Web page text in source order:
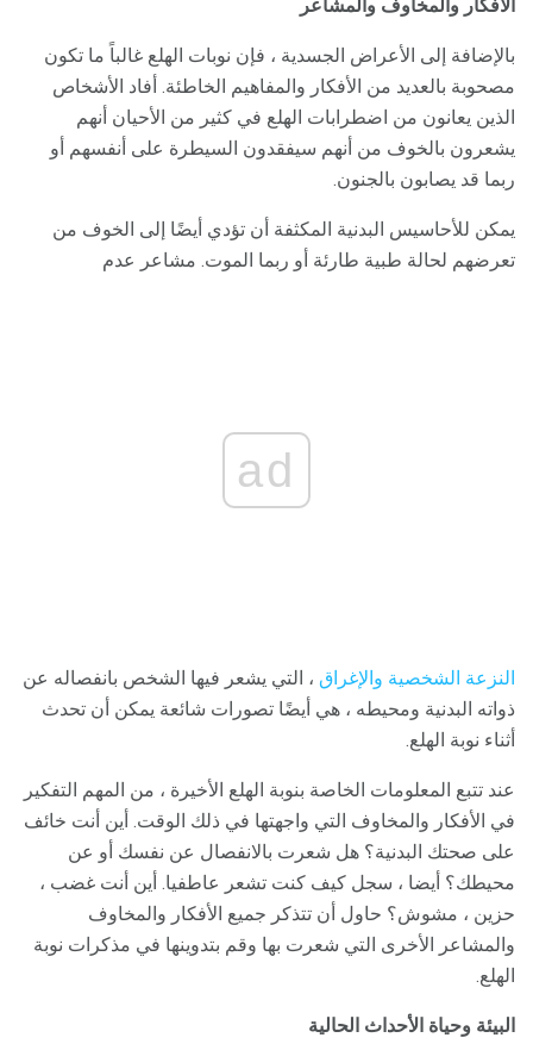
الأفكار والمخاوف والمشاعر
بالإضافة إلى الأعراض الجسدية ، فإن نوبات الهلع غالباً ما تكون
مصحوبة بالعديد من الأفكار والمفاهيم الخاطئة. أفاد الأشخاص
الذين يعانون من اضطرابات الهلع في كثير من الأحيان أنهم
يشعرون بالخوف من أنهم سيفقدون السيطرة على أنفسهم أو
ربما قد يصابون بالجنون.
يمكن للأحاسيس البدنية المكثفة أن تؤدي أيضًا إلى الخوف من
تعرضهم لحالة طبية طارئة أو ربما الموت. مشاعر عدم
ad
النزعة الشخصية والإغراق ، التي يشعر فيها الشخص بانفصاله عن
ذواته البدنية ومحيطه ، هي أيضًا تصورات شائعة يمكن أن تحدث
أثناء نوبة الهلع.
عند تتبع المعلومات الخاصة بنوبة الهلع الأخيرة ، من المهم التفكير
في الأفكار والمخاوف التي واجهتها في ذلك الوقت. أين أنت خائف
على صحتك البدنية؟ هل شعرت بالانفصال عن نفسك أو عن
محيطك؟ أيضا ، سجل كيف كنت تشعر عاطفيا. أين أنت غضب ،
حزين ، مشوش؟ حاول أن تتذكر جميع الأفكار والمخاوف
والمشاعر الأخرى التي شعرت بها وقم بتدوينها في مذكرات نوبة
الهلع.
البيئة وحياة الأحداث الحالية